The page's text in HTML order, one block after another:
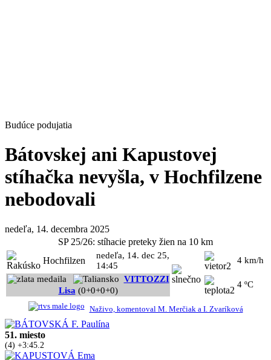
Budúce podujatia
Bátovskej ani Kapustovej
stíhačka nevyšla, v Hochfilzene
nebodovali
nedeľa, 14. decembra 2025
SP 25/26: stíhacie preteky žien na 10 km
Hochfilzen
nedeľa, 14. dec 25,
14:45
4 km/h
VITTOZZI
Lisa (0+0+0+0)
4 ºC
Naživo, komentoval M. Merčiak a I. Zvaríková
51. miesto
(4) +3:45.2